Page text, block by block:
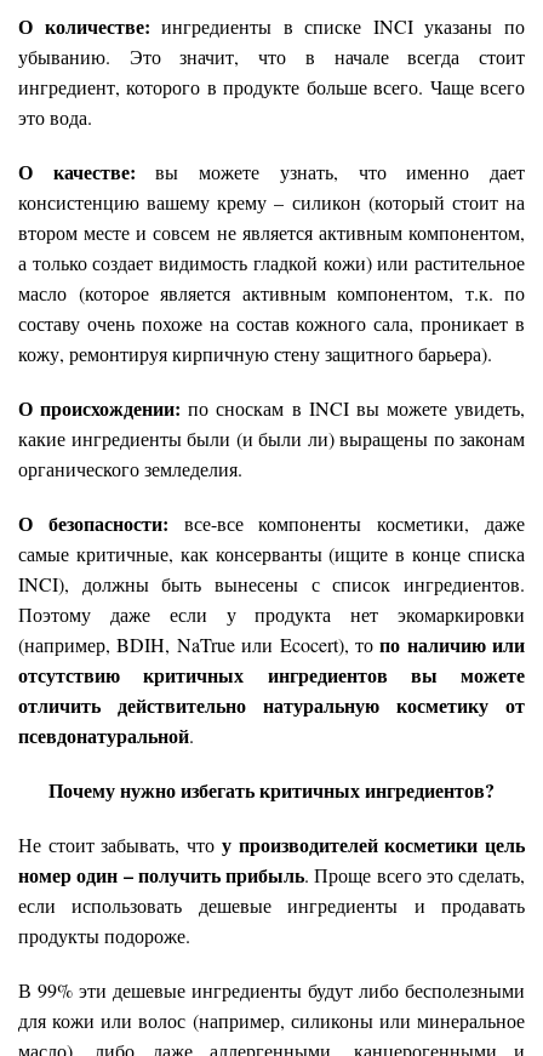
О количестве: ингредиенты в списке INCI указаны по
убыванию. Это значит, что в начале всегда стоит
ингредиент, которого в продукте больше всего. Чаще всего
это вода.
О качестве: вы можете узнать, что именно дает
консистенцию вашему крему – силикон (который стоит на
втором месте и совсем не является активным компонентом,
а только создает видимость гладкой кожи) или растительное
масло (которое является активным компонентом, т.к. по
составу очень похоже на состав кожного сала, проникает в
кожу, ремонтируя кирпичную стену защитного барьера).
О происхождении: по сноскам в INCI вы можете увидеть,
какие ингредиенты были (и были ли) выращены по законам
органического земледелия.
О безопасности: все-все компоненты косметики, даже
самые критичные, как консерванты (ищите в конце списка
INCI), должны быть вынесены с список ингредиентов.
Поэтому даже если у продукта нет экомаркировки
(например, BDIH, NaTrue или Ecocert), топо наличию или
отсутствию критичных ингредиентов вы можете
отличить действительно натуральную косметику от
псевдонатуральной.
Почему нужно избегать критичных ингредиентов?
Не стоит забывать, что у производителей косметики цель
номер один – получить прибыль. Проще всего это сделать,
если использовать дешевые ингредиенты и продавать
продукты подороже.
В 99% эти дешевые ингредиенты будут либо бесполезными
для кожи или волос (например, силиконы или минеральное
масло), либо даже аллергенными, канцерогенными и